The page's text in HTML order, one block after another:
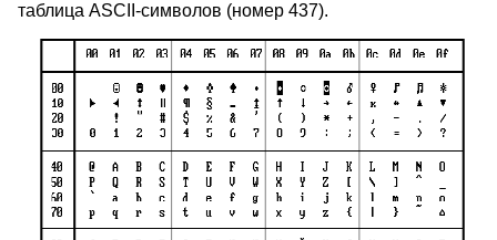
таблица ASCII-символов (номер 437).